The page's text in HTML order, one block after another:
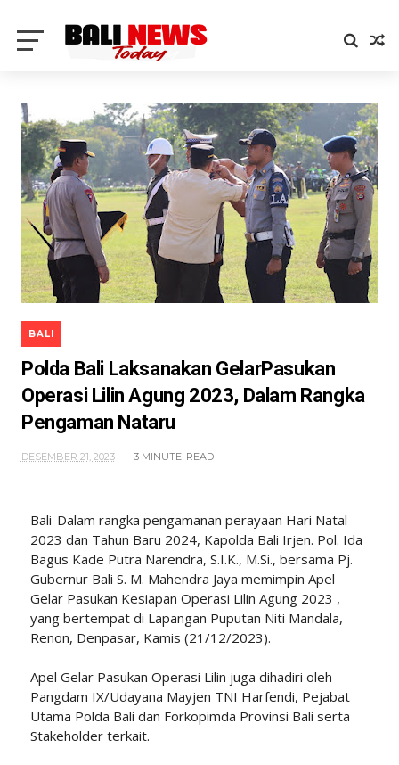
BALI
Polda Bali Laksanakan GelarPasukan
Operasi Lilin Agung 2023, Dalam Rangka
Pengaman Nataru
DESEMBER 21, 2023 3 MINUTE READ
Bali-Dalam rangka pengamanan perayaan Hari Natal
2023 dan Tahun Baru 2024, Kapolda Bali Irjen. Pol. Ida
Bagus Kade Putra Narendra, S.I.K., M.Si., bersama Pj.
Gubernur Bali S. M. Mahendra Jaya memimpin Apel
Gelar Pasukan Kesiapan Operasi Lilin Agung 2023 ,
yang bertempat di Lapangan Puputan Niti Mandala,
Renon, Denpasar, Kamis (21/12/2023).
Apel Gelar Pasukan Operasi Lilin juga dihadiri oleh
Pangdam IX/Udayana Mayjen TNI Harfendi, Pejabat
Utama Polda Bali dan Forkopimda Provinsi Bali serta
Stakeholder terkait.